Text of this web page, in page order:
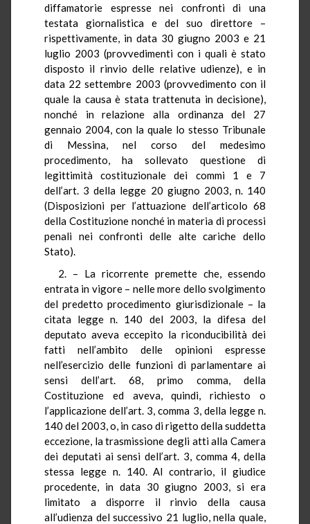
diffamatorie espresse nei confronti di una
testata giornalistica e del suo direttore –
rispettivamente, in data 30 giugno 2003 e 21
luglio 2003 (provvedimenti con i quali è stato
disposto il rinvio delle relative udienze), e in
data 22 settembre 2003 (provvedimento con il
quale la causa è stata trattenuta in decisione),
nonché in relazione alla ordinanza del 27
gennaio 2004, con la quale lo stesso Tribunale
di Messina, nel corso del medesimo
procedimento, ha sollevato questione di
legittimità costituzionale dei commi 1 e 7
dell’art. 3 della legge 20 giugno 2003, n. 140
(Disposizioni per l’attuazione dell’articolo 68
della Costituzione nonché in materia di processi
penali nei confronti delle alte cariche dello
Stato).
2. – La ricorrente premette che, essendo
entrata in vigore – nelle more dello svolgimento
del predetto procedimento giurisdizionale – la
citata legge n. 140 del 2003, la difesa del
deputato aveva eccepito la riconducibilità dei
fatti nell’ambito delle opinioni espresse
nell’esercizio delle funzioni di parlamentare ai
sensi dell’art. 68, primo comma, della
Costituzione ed aveva, quindi, richiesto o
l’applicazione dell’art. 3, comma 3, della legge n.
140 del 2003, o, in caso di rigetto della suddetta
eccezione, la trasmissione degli atti alla Camera
dei deputati ai sensi dell’art. 3, comma 4, della
stessa legge n. 140. Al contrario, il giudice
procedente, in data 30 giugno 2003, si era
limitato a disporre il rinvio della causa
all’udienza del successivo 21 luglio, nella quale,